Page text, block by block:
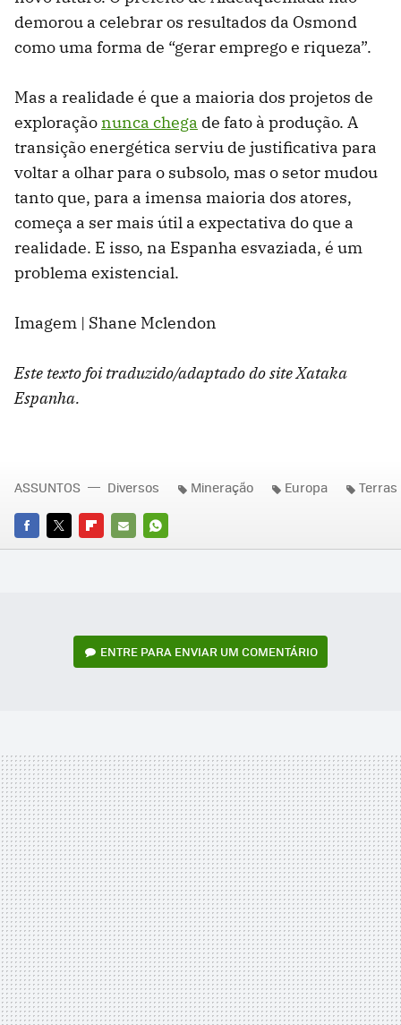
demorou a celebrar os resultados da Osmond
como uma forma de “gerar emprego e riqueza”.
Mas a realidade é que a maioria dos projetos de
exploraçãonunca chega de fato à produção. A
transição energética serviu de justificativa para
voltar a olhar para o subsolo, mas o setor mudou
tanto que, para a imensa maioria dos atores,
começa a ser mais útil a expectativa do que a
realidade. E isso, na Espanha esvaziada, é um
problema existencial.
Imagem | Shane Mclendon
Este texto foi traduzido/adaptado do site Xataka
Espanha.
FACEBOOK
TWITTERFLIPBOARD
E-
WHATSAPP
ASSUNTOS Diversos Mineração Europa
ENTRE PARA ENVIAR UM COMENTÁRIO